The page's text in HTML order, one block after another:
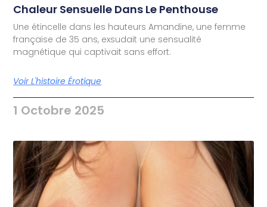
Chaleur Sensuelle Dans Le Penthouse
Une étincelle dans les hauteurs Amandine, une femme
française de 35 ans, exsudait une sensualité
magnétique qui captivait sans effort.
Voir L'histoire Érotique
1 Octobre 2025